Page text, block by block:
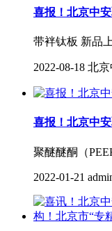
喜报！北京中
带袢钛板 新品
2022-08-18 北京
喜报！北京中
聚醚醚酮（
2022-01-21